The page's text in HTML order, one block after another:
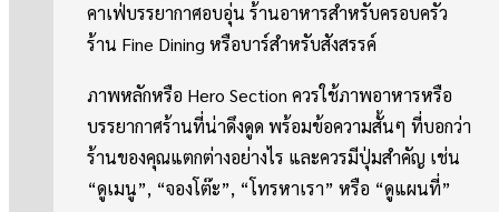
คาเฟ่บรรยากาศอบอุ่น ร้านอาหารสำหรับครอบครัว
ร้าน Fine Dining หรือบาร์สำหรับสังสรรค์
ภาพหลักหรือ Hero Section ควรใช้ภาพอาหารหรือ
บรรยากาศร้านที่น่าดึงดูด พร้อมข้อความสั้นๆ ที่บอกว่า
ร้านของคุณแตกต่างอย่างไร และควรมีปุ่มสำคัญ เช่น
“ดูเมนู”, “จองโต๊ะ”, “โทรหาเรา” หรือ “ดูแผนที่”